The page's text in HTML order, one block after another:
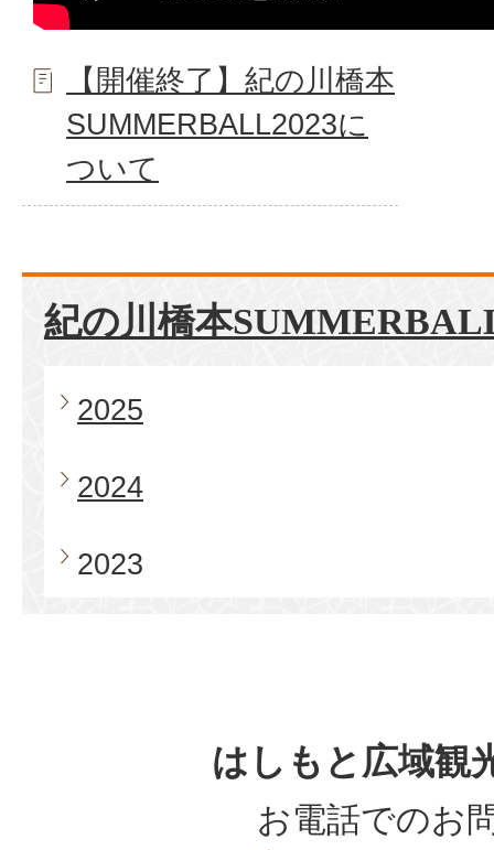
【開催終了】紀の川橋本
SUMMERBALL2023に
ついて
紀の川橋本
2025
2024
2023
はしもと広域観
お電話でのお